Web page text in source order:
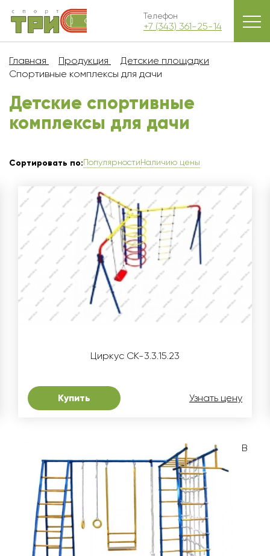
Телефон
+7 (343) 361-25-14
Главная Продукция
Детские площадки
Спортивные комплексы для дачи
Детские спортивные
комплексы для дачи
Сортировать по:ПопулярностиНаличию цены
Циркус СК-3.3.15.23
Купить Узнать цену
В